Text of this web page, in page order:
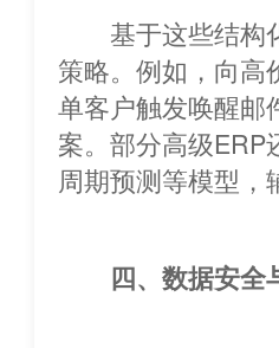
基于这些结构
策略。例如，向高
单客户触发唤醒邮件
案。部分高级
周期预测等模型
四、数据安全